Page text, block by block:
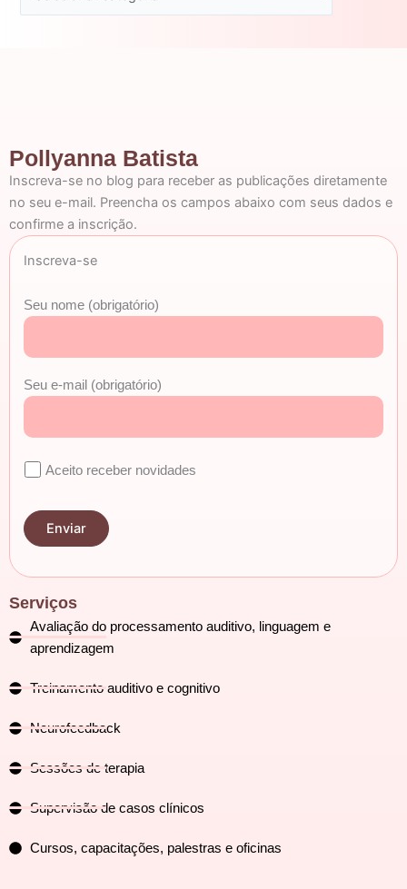
Pollyanna Batista
Inscreva-se no blog para receber as publicações diretamente
no seu e-mail. Preencha os campos abaixo com seus dados e
confirme a inscrição.
Inscreva-se
Seu nome (obrigatório)
Seu e-mail (obrigatório)
Aceito receber novidades
Serviços
Avaliação do processamento auditivo, linguagem e
aprendizagem
Treinamento auditivo e cognitivo
Neurofeedback
Sessões de terapia
Supervisão de casos clínicos
Cursos, capacitações, palestras e oficinas